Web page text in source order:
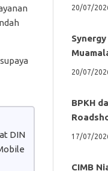
DIN
20/07/
20/07/
BPKH
17/07/
CIMB